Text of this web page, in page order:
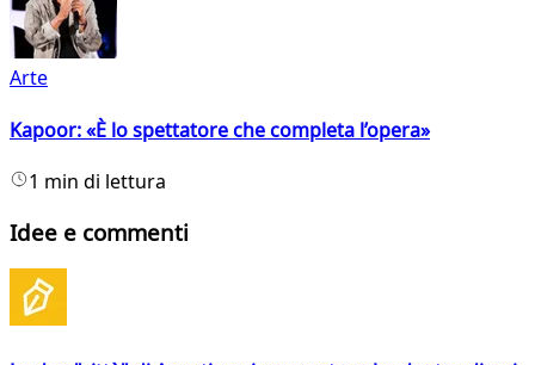
Arte
Kapoor: «È lo spettatore che completa l’opera»
1 min di lettura
Idee e commenti